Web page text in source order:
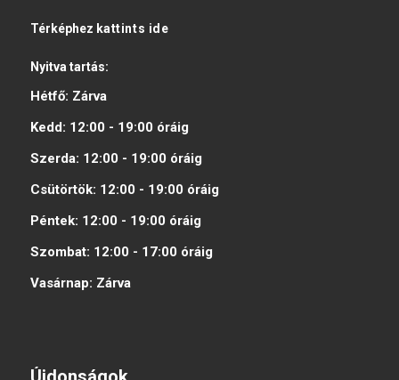
Térképhez kattints ide
Nyitva tartás:
Hétfő: Zárva
Kedd: 12:00 - 19:00 óráig
Szerda: 12:00 - 19:00 óráig
Csütörtök: 12:00 - 19:00 óráig
Péntek: 12:00 - 19:00 óráig
Szombat: 12:00 - 17:00 óráig
Vasárnap: Zárva